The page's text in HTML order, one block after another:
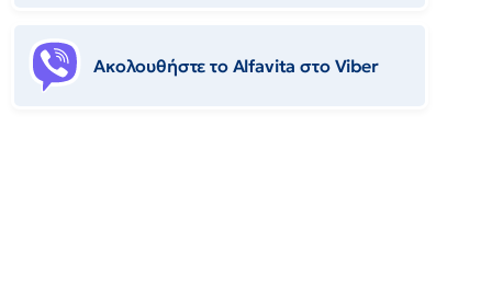
Ακολουθήστε το Αlfavita στο Viber